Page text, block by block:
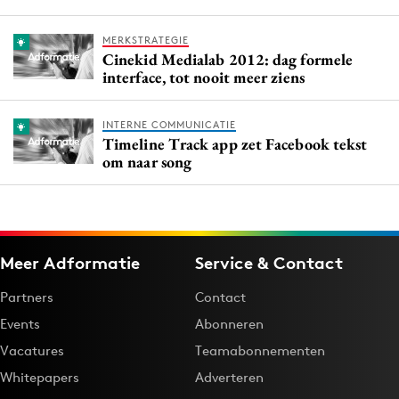
MERKSTRATEGIE
Cinekid Medialab 2012: dag formele
interface, tot nooit meer ziens
INTERNE COMMUNICATIE
Timeline Track app zet Facebook tekst
om naar song
Meer Adformatie
Partners
Events
Vacatures
Whitepapers
Service & Contact
Contact
Abonneren
Teamabonnementen
Adverteren